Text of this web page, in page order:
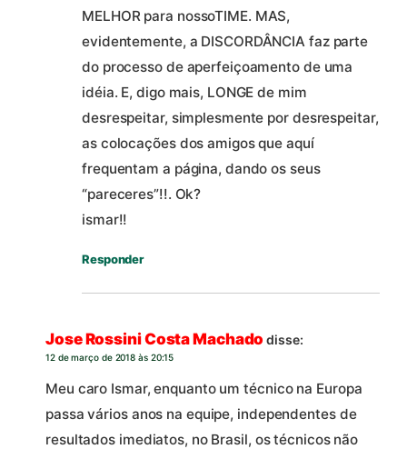
MELHOR para nossoTIME. MAS,
evidentemente, a DISCORDÂNCIA faz parte
do processo de aperfeiçoamento de uma
idéia. E, digo mais, LONGE de mim
desrespeitar, simplesmente por desrespeitar,
as colocações dos amigos que aquí
frequentam a página, dando os seus
“pareceres”!!. Ok?
ismar!!
Responder
Jose Rossini Costa Machado disse:
12 de março de 2018 às 20:15
Meu caro Ismar, enquanto um técnico na Europa
passa vários anos na equipe, independentes de
resultados imediatos, no Brasil, os técnicos não